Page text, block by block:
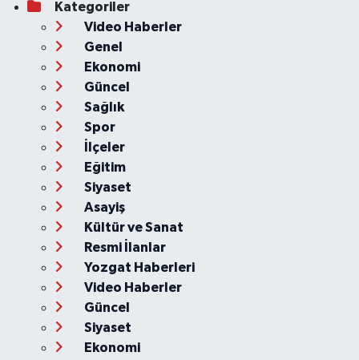
Kategoriler
Video Haberler
Genel
Ekonomi
Güncel
Sağlık
Spor
İlçeler
Eğitim
Siyaset
Asayiş
Kültür ve Sanat
Resmi İlanlar
Yozgat Haberleri
Video Haberler
Güncel
Siyaset
Ekonomi